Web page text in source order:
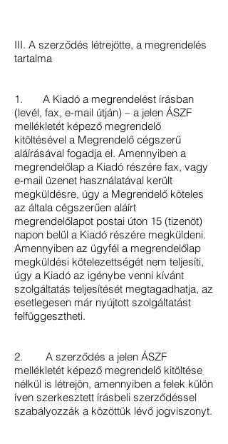
III. A szerződés létrejötte, a megrendelés
tartalma
1. A Kiadó a megrendelést írásban
(levél, fax, e-mail útján) – a jelen ÁSZF
mellékletét képező megrendelő
kitöltésével a Megrendelő cégszerű
aláírásával fogadja el. Amennyiben a
megrendelőlap a Kiadó részére fax, vagy
e-mail üzenet használatával került
megküldésre, úgy a Megrendelő köteles
az általa cégszerűen aláírt
megrendelőlapot postai úton 15 (tizenöt)
napon belül a Kiadó részére megküldeni.
Amennyiben az ügyfél a megrendelőlap
megküldési kötelezettségét nem teljesíti,
úgy a Kiadó az igénybe venni kívánt
szolgáltatás teljesítését megtagadhatja, az
esetlegesen már nyújtott szolgáltatást
felfüggesztheti.
2. A szerződés a jelen ÁSZF
mellékletét képező megrendelő kitöltése
nélkül is létrejön, amennyiben a felek külön
íven szerkesztett írásbeli szerződéssel
szabályozzák a közöttük lévő jogviszonyt.